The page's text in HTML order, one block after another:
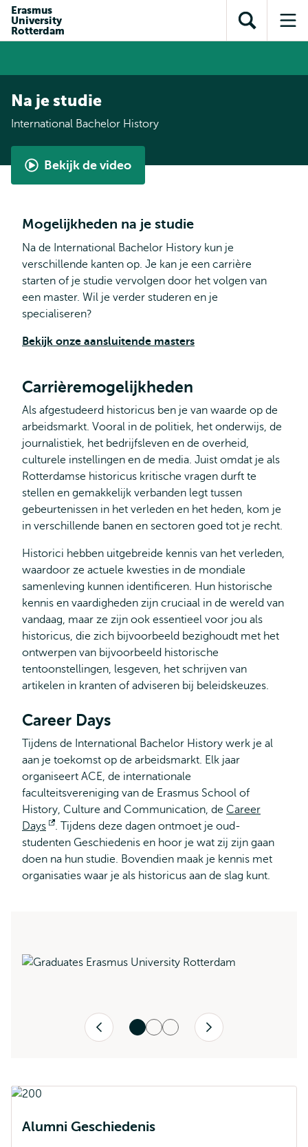
inhoud
Direct naar
subnavigatie
Erasmus
University
Rotterdam
Toon
zoekveld
Na je studie
International Bachelor History
Bekijk de video
Bachelor
Kris
Mogelijkheden na je studie
Na de International Bachelor History kun je
verschillende kanten op. Je kan je een carrière
starten of je studie vervolgen door het volgen van
een master. Wil je verder studeren en je
specialiseren?
Bekijk onze aansluitende masters
Carrièremogelijkheden
Als afgestudeerd historicus ben je van waarde op de
arbeidsmarkt. Vooral in de politiek, het onderwijs, de
journalistiek, het bedrijfsleven en de overheid,
culturele instellingen en de media. Juist omdat je als
Rotterdamse historicus kritische vragen durft te
stellen en gemakkelijk verbanden legt tussen
gebeurtenissen in het verleden en het heden, kom je
in verschillende banen en sectoren goed tot je recht.
Historici hebben uitgebreide kennis van het verleden,
waardoor ze actuele kwesties in de mondiale
samenleving kunnen identificeren. Hun historische
kennis en vaardigheden zijn cruciaal in de wereld van
vandaag, maar ze zijn ook essentieel voor jou als
historicus, die zich bijvoorbeeld bezighoudt met het
ontwerpen van bijvoorbeeld historische
tentoonstellingen, lesgeven, het schrijven van
artikelen in kranten of adviseren bij beleidskeuzes.
Career Days
Tijdens de International Bachelor History werk je al
aan je toekomst op de arbeidsmarkt. Elk jaar
organiseert ACE, de internationale
faculteitsvereniging van de Erasmus School of
History, Culture and Communication, de Career
Days
Opent
extern
. Tijdens deze dagen ontmoet je oud-
studenten Geschiedenis en hoor je wat zij zijn gaan
doen na hun studie. Bovendien maak je kennis met
organisaties waar je als historicus aan de slag kunt.
Vorige
Volgende
Alumni Geschiedenis